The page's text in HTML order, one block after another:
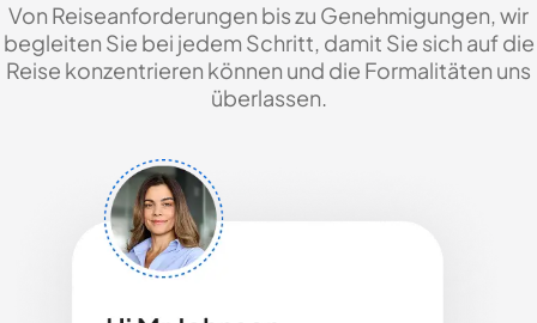
Von Reiseanforderungen bis zu Genehmigungen, wir
begleiten Sie bei jedem Schritt, damit Sie sich auf die
Reise konzentrieren können und die Formalitäten uns
überlassen.